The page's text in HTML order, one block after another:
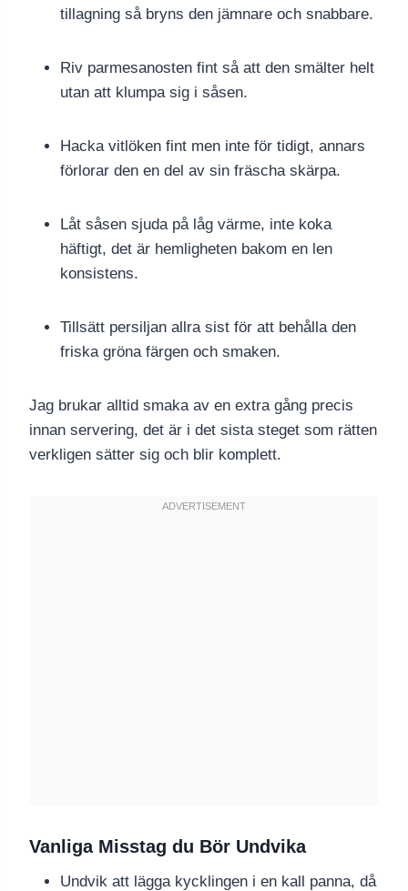
tillagning så bryns den jämnare och snabbare.
Riv parmesanosten fint så att den smälter helt
utan att klumpa sig i såsen.
Hacka vitlöken fint men inte för tidigt, annars
förlorar den en del av sin fräscha skärpa.
Låt såsen sjuda på låg värme, inte koka
häftigt, det är hemligheten bakom en len
konsistens.
Tillsätt persiljan allra sist för att behålla den
friska gröna färgen och smaken.
Jag brukar alltid smaka av en extra gång precis
innan servering, det är i det sista steget som rätten
verkligen sätter sig och blir komplett.
Vanliga Misstag du Bör Undvika
Undvik att lägga kycklingen i en kall panna, då